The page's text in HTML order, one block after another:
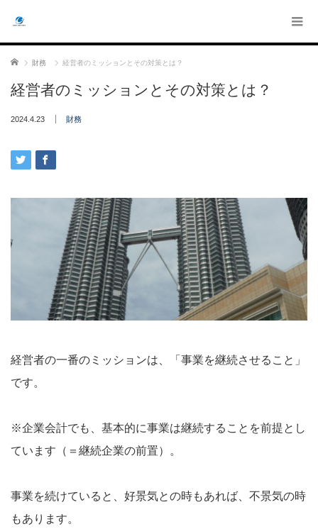
ホーム 財務 経営者のミッションとその対策とは？
経営者のミッションとその対策とは？
2024.4.23 財務
経営者の一番のミッションは、「事業を継続させること」
です。
※企業会計でも、基本的に事業は継続することを前提とし
ています（＝継続企業の前置）。
事業を続けていると、好景気との時もあれば、不景気の時
もあります。